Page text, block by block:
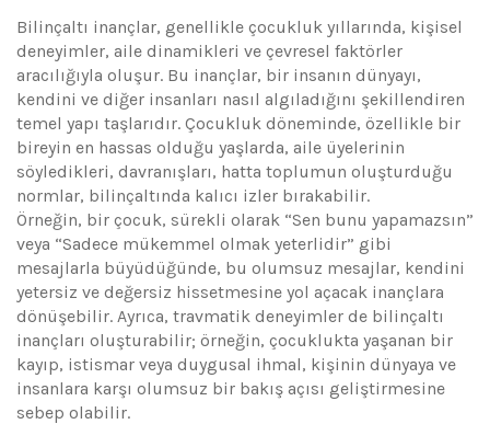
Bilinçaltı inançlar, genellikle çocukluk yıllarında, kişisel
deneyimler, aile dinamikleri ve çevresel faktörler
aracılığıyla oluşur. Bu inançlar, bir insanın dünyayı,
kendini ve diğer insanları nasıl algıladığını şekillendiren
temel yapı taşlarıdır. Çocukluk döneminde, özellikle bir
bireyin en hassas olduğu yaşlarda, aile üyelerinin
söyledikleri, davranışları, hatta toplumun oluşturduğu
normlar, bilinçaltında kalıcı izler bırakabilir.
Örneğin, bir çocuk, sürekli olarak “Sen bunu yapamazsın”
veya “Sadece mükemmel olmak yeterlidir” gibi
mesajlarla büyüdüğünde, bu olumsuz mesajlar, kendini
yetersiz ve değersiz hissetmesine yol açacak inançlara
dönüşebilir. Ayrıca, travmatik deneyimler de bilinçaltı
inançları oluşturabilir; örneğin, çocuklukta yaşanan bir
kayıp, istismar veya duygusal ihmal, kişinin dünyaya ve
insanlara karşı olumsuz bir bakış açısı geliştirmesine
sebep olabilir.